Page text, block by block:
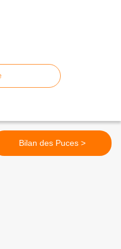
Bilan des Puces >